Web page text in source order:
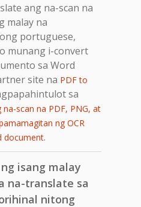
ang na-scan na
malay na
portuguese,
munang i-convert
sa Word
site na PDF to
sa
scan na PDF, PNG, at
ng OCR
document.
isang malay
na-translate sa
nitong